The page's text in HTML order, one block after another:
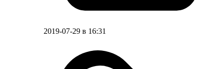
2019-07-29 в 16:31